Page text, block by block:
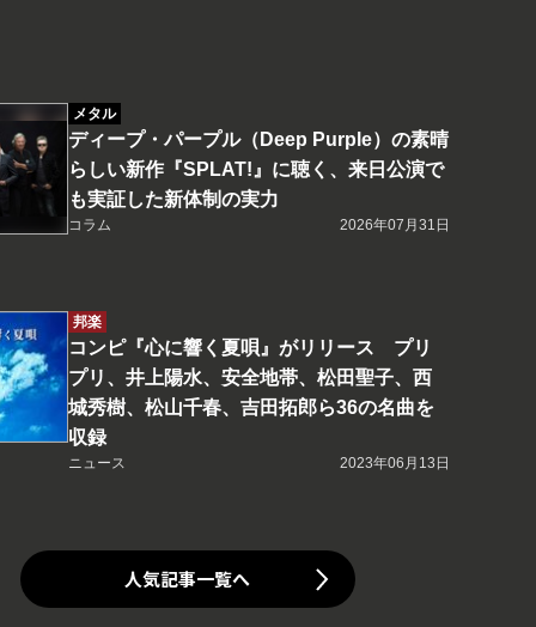
メタル
ディープ・パープル（Deep Purple）の素晴
らしい新作『SPLAT!』に聴く、来日公演で
も実証した新体制の実力
コラム 2026年07月31日
邦楽
コンピ『心に響く夏唄』がリリース プリ
プリ、井上陽水、安全地帯、松田聖子、西
城秀樹、松山千春、吉田拓郎ら36の名曲を
収録
ニュース 2023年06月13日
人気記事一覧へ